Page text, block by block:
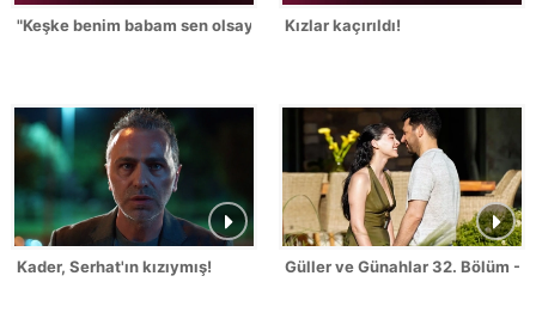
"Keşke benim babam sen olsaydın!"Kızlar kaçırıldı!
Kader, Serhat'ın kızıymış! Güller ve Günahlar 32. Bölüm -